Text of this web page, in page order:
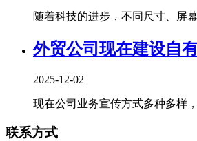
随着科技的进步，不同尺寸、
外贸公司现在建设自
2025-12-02
现在公司业务宣传方式多种多样
联系方式